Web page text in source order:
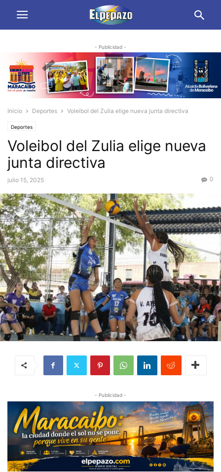
- Publicidad -
Inicio Deportes Voleibol del Zulia elige nueva junta directiva
Deportes
Voleibol del Zulia elige nueva
junta directiva
julio 15, 2025 0
- Publicidad -